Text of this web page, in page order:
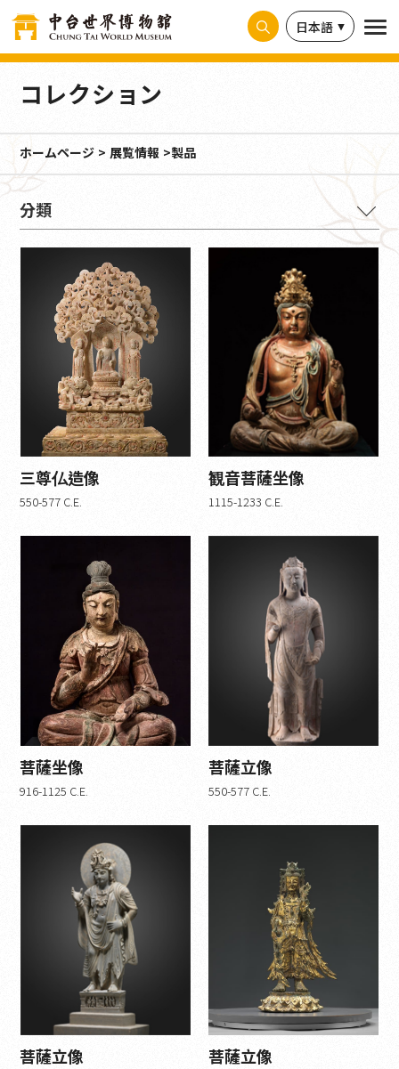
日本語
コレクション
ホームページ 展覧情報 製品
材料
紙のインク書き (1)
石灰岩 (3)
頁岩 (1)
インクのついた黄色い紙 (1)
布 (1)
金メッキのブロンズ (0)
絹本彩色 (0)
砂岩 (0)
紙拓本 (5)
紙にインク (0)
紙に色を塗ったもの (0)
木彫り (2)
石の彫刻 (3)
金と銅 (2)
書道 (0)
磁器 (1)
時代
モダンとコンテンポラリー (0)
西魏 (1)
東魏 (1)
宋代 (1)
曹魏 (1)
後漢時代 (1)
遼朝 (0)
14世紀から17世紀 (0)
中華民国 (0)
ガンダーラ (1)
北魏 (2)
北斉 (3)
唐代 (4)
遼朝 (2)
三尊仏造像
550-577 C.E.
観音菩薩坐像
1115-1233 C.E.
菩薩坐像
916-1125 C.E.
菩薩立像
550-577 C.E.
菩薩立像 菩薩立像
クッキー利用の管理について